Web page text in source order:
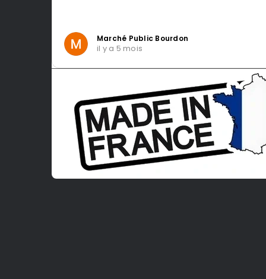
Marché Public Bourdon
il y a 5 mois